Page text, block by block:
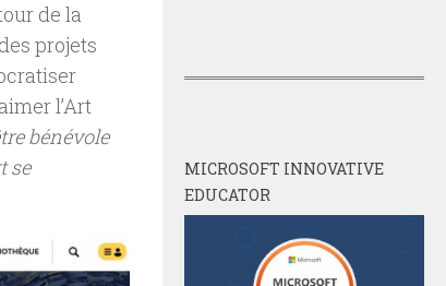
de la
projets
l’Art
bénévole
se
MICROSOFT INNOVATIVE
EDUCATOR